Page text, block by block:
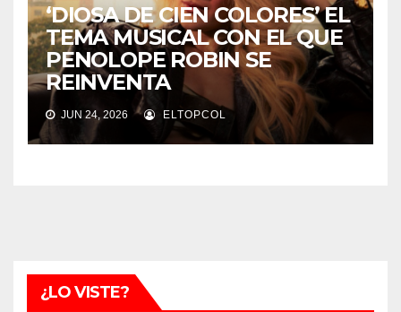
‘DIOSA DE CIEN COLORES’ EL
TEMA MUSICAL CON EL QUE
PENOLOPE ROBIN SE
REINVENTA
JUN 24, 2026 ELTOPCOL
¿LO VISTE?